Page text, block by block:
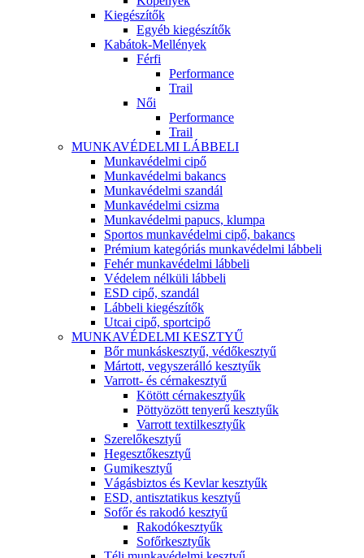
Kiegészítők
Egyéb kiegészítők
Kabátok-Mellények
Férfi
Performance
Trail
Női
Performance
Trail
MUNKAVÉDELMI LÁBBELI
Munkavédelmi cipő
Munkavédelmi bakancs
Munkavédelmi szandál
Munkavédelmi csizma
Munkavédelmi papucs, klumpa
Sportos munkavédelmi cipő, bakancs
Prémium kategóriás munkavédelmi lábbeli
Fehér munkavédelmi lábbeli
Védelem nélküli lábbeli
ESD cipő, szandál
Lábbeli kiegészítők
Utcai cipő, sportcipő
MUNKAVÉDELMI KESZTYŰ
Bőr munkáskesztyű, védőkesztyű
Mártott, vegyszerálló kesztyűk
Varrott- és cérnakesztyű
Kötött cérnakesztyűk
Pöttyözött tenyerű kesztyűk
Varrott textilkesztyűk
Szerelőkesztyű
Hegesztőkesztyű
Gumikesztyű
Vágásbiztos és Kevlar kesztyűk
ESD, antisztatikus kesztyű
Sofőr és rakodó kesztyű
Rakodókesztyűk
Sofőrkesztyűk